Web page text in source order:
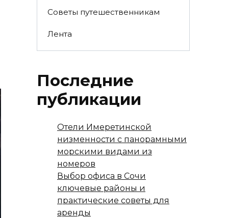
Советы путешественникам
Лента
Последние
публикации
Отели Имеретинской
низменности с панорамными
морскими видами из
номеров
Выбор офиса в Сочи
ключевые районы и
практические советы для
аренды